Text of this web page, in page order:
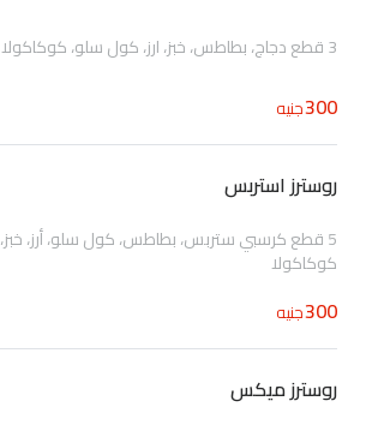
3 قطع دجاج، بطاطس، خبز، ارز، كول سلو، كوكاكولا
300جنيه
روسترز استربس
5 قطع كرسبي ستربس، بطاطس، كول سلو، أرز، خبز،
كوكاكولا
300جنيه
روسترز ميكس